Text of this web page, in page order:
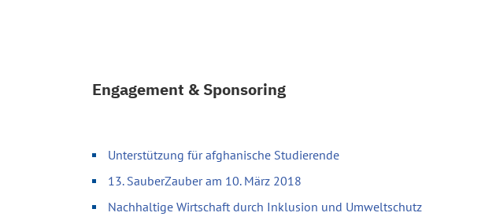
Engagement & Sponsoring
Unterstützung für afghanische Studierende
13. SauberZauber am 10. März 2018
Nachhaltige Wirtschaft durch Inklusion und Umweltschutz